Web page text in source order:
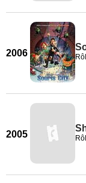
2006
2005